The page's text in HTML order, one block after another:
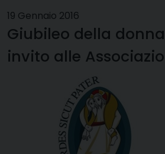
19 Gennaio 2016
Giubileo della
invito alle